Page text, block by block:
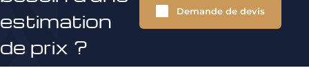
estimation
de prix ?
Demande de devis